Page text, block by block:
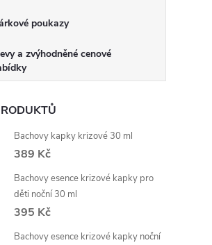
poukazy
a zvýhodněné cenové
Bachovy kapky krizové 30 ml
389 Kč
Bachovy esence krizové kapky pro
děti noční 30 ml
395 Kč
Bachovy esence krizové kapky noční